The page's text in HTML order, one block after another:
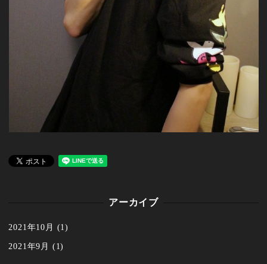
アーカイブ
2021年10月 (1)
2021年9月 (1)